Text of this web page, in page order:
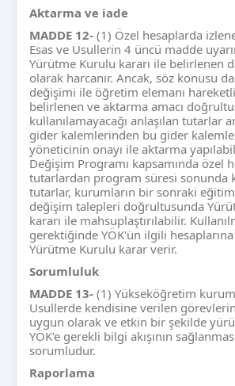
Aktarma ve iade
MADDE 12- (1) Özel hesaplarda
Esas ve Usullerin 4 üncü madde
Yürütme Kurulu kararı ile belirlenen
olarak harcanır. Ancak, söz konusu
değişimi ile öğretim elemanı
belirlenen ve aktarma amacı
kullanılamayacağı anlaşılan tutarlar
gider kalemlerinden bu gider
yöneticinin onayı ile aktarma
Değişim Programı kapsamında özel
tutarlardan program süresi sonunda
tutarlar, kurumların bir sonraki
değişim talepleri doğrultusunda
kararı ile mahsuplaştırılabilir.
gerektiğinde YÖK'ün ilgili
Yürütme Kurulu karar verir.
Sorumluluk
MADDE 13- (1) Yükseköğretim
Usullerde kendisine verilen
uygun olarak ve etkin bir şekilde
YÖK'e gerekli bilgi akışının
sorumludur.
Raporlama